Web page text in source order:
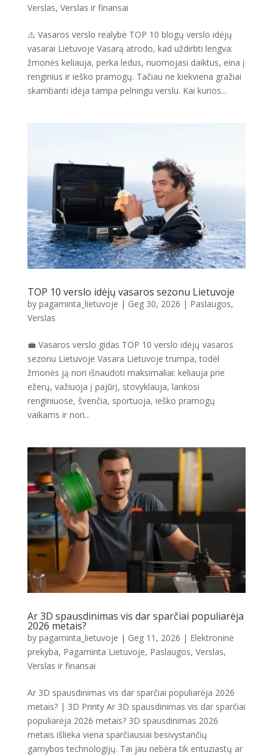
Verslas, Verslas ir finansai
⚠️ Vasaros verslo realybė TOP 10 blogų verslo idėjų
vasarai Lietuvoje Vasarą atrodo, kad uždirbti lengva:
žmonės keliauja, perka ledus, nuomojasi daiktus, eina į
renginius ir ieško pramogų. Tačiau ne kiekviena gražiai
skambanti idėja tampa pelningu verslu. Kai kurios...
TOP 10 verslo idėjų vasaros sezonu Lietuvoje
by pagaminta_lietuvoje | Geg 30, 2026 | Paslaugos,
Verslas
💼 Vasaros verslo gidas TOP 10 verslo idėjų vasaros
sezonu Lietuvoje Vasara Lietuvoje trumpa, todėl
žmonės ją nori išnaudoti maksimaliai: keliauja prie
ežerų, važiuoja į pajūrį, stovyklauja, lankosi
renginiuose, švenčia, sportuoja, ieško pramogų
vaikams ir nori...
Ar 3D spausdinimas vis dar sparčiai populiarėja
2026 metais?
by pagaminta_lietuvoje | Geg 11, 2026 | Elektroninė
prekyba, Pagaminta Lietuvoje, Paslaugos, Verslas,
Verslas ir finansai
Ar 3D spausdinimas vis dar sparčiai populiarėja 2026
metais? | 3D Printy Ar 3D spausdinimas vis dar sparčiai
populiarėja 2026 metais? 3D spausdinimas 2026
metais išlieka viena sparčiausiai besivystančių
gamybos technologijų. Tai jau nebėra tik entuziastų ar